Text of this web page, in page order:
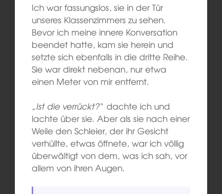
Ich war fassungslos, sie in der Tür
unseres Klassenzimmers zu sehen.
Bevor ich meine innere Konversation
beendet hatte, kam sie herein und
setzte sich ebenfalls in die dritte Reihe.
Sie war direkt nebenan, nur etwa
einen Meter von mir entfernt.
„Ist die verrückt?“ dachte ich und
lachte über sie. Aber als sie nach einer
Weile den Schleier, der ihr Gesicht
verhüllte, etwas öffnete, war ich völlig
überwältigt von dem, was ich sah, vor
allem von ihren Augen.